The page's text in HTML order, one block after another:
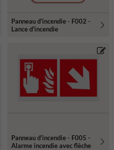
Panneau d'incendie - F002 -
Lance d'incendie
Panneau d'incendie - F005 -
Alarme incendie avec flèche